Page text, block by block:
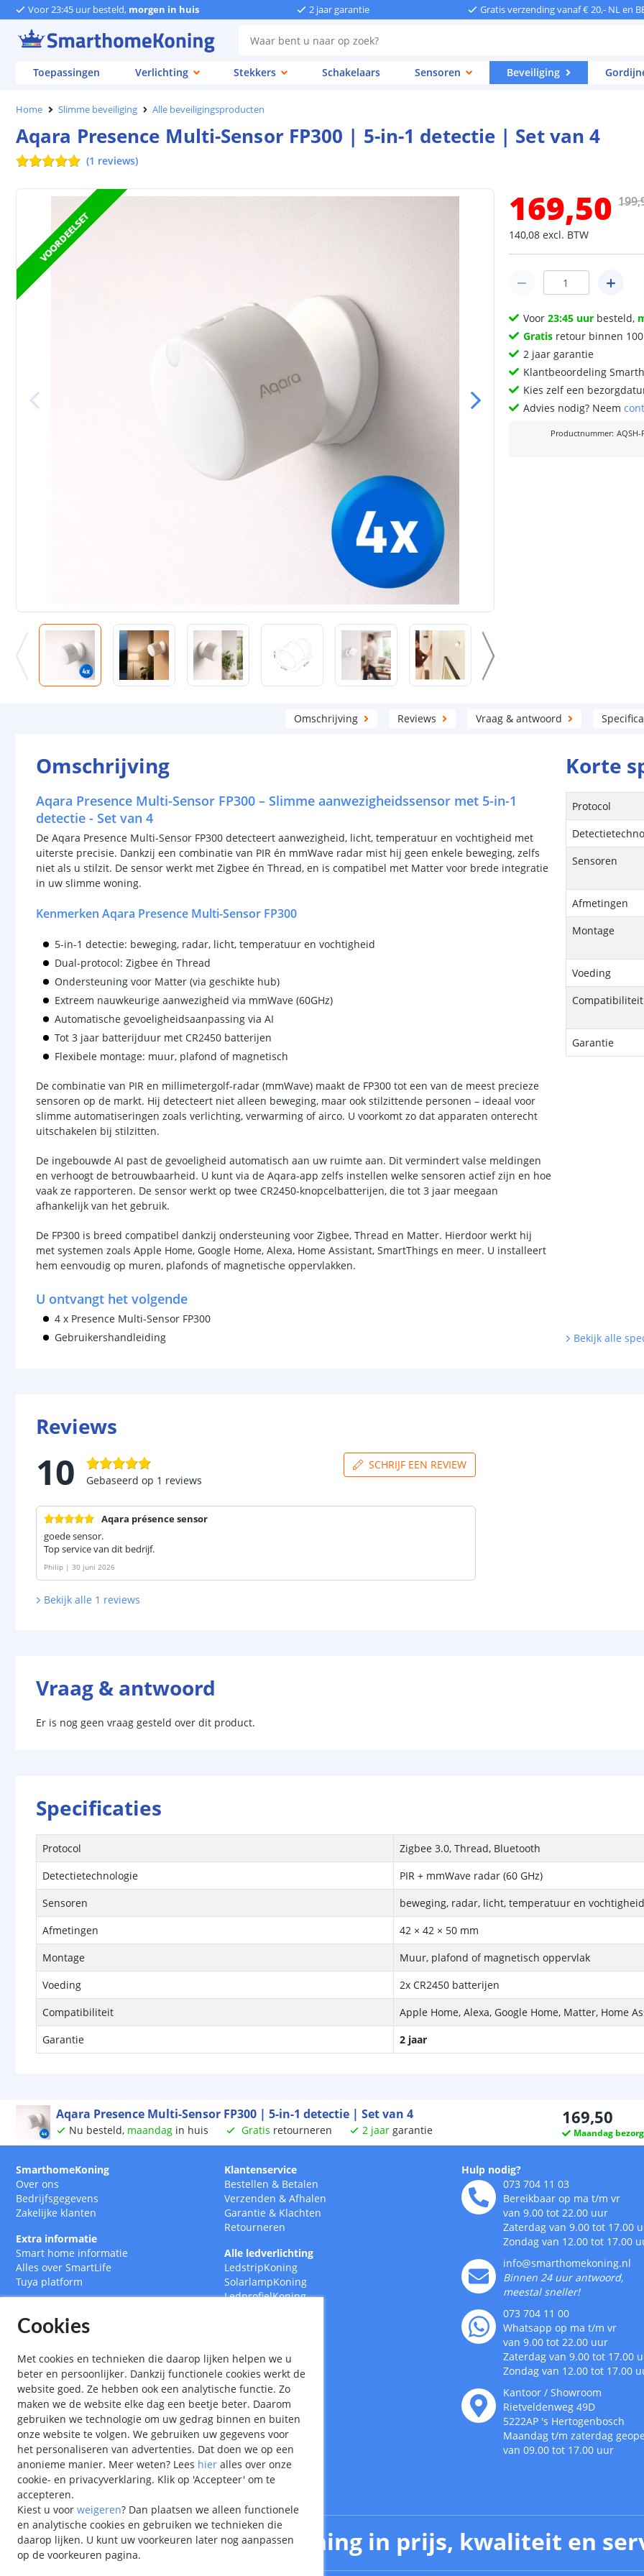
Voor 23:45 uur besteld, morgen in huis 2 jaar garantie Gratis verzending vanaf € 20,- NL en
Toepassingen Verlichting Stekkers Schakelaars Sensoren Beveiliging
Home Slimme beveiliging Alle beveiligingsproducten
Aqara Presence Multi-Sensor FP300 | 5-in-1 detectie | Set van 4
(1 reviews)
VOORDEELSET
169,50
140,08 excl. BTW
199,
Voor23:45 uur besteld,
Gratis retour binnen
2 jaar garantie
Klantbeoordeling
Kies zelf een
Advies nodig? Neem
Productnummer: AQSH-
Omschrijving Reviews Vraag & antwoord
Omschrijving
Aqara Presence Multi-Sensor FP300 – Slimme aanwezigheidssensor met 5-in-1
detectie - Set van 4
De Aqara Presence Multi-Sensor FP300 detecteert aanwezigheid, licht, temperatuur en vochtigheid met
uiterste precisie. Dankzij een combinatie van PIR én mmWave radar mist hij geen enkele beweging, zelfs
niet als u stilzit. De sensor werkt met Zigbee én Thread, en is compatibel met Matter voor brede integratie
in uw slimme woning.
Kenmerken Aqara Presence Multi-Sensor FP300
5-in-1 detectie: beweging, radar, licht, temperatuur en vochtigheid
Dual-protocol: Zigbee én Thread
Ondersteuning voor Matter (via geschikte hub)
Extreem nauwkeurige aanwezigheid via mmWave (60GHz)
Automatische gevoeligheidsaanpassing via AI
Tot 3 jaar batterijduur met CR2450 batterijen
Flexibele montage: muur, plafond of magnetisch
De combinatie van PIR en millimetergolf-radar (mmWave) maakt de FP300 tot een van de meest precieze
sensoren op de markt. Hij detecteert niet alleen beweging, maar ook stilzittende personen – ideaal voor
slimme automatiseringen zoals verlichting, verwarming of airco. U voorkomt zo dat apparaten onterecht
uitschakelen bij stilzitten.
De ingebouwde AI past de gevoeligheid automatisch aan uw ruimte aan. Dit vermindert valse meldingen
en verhoogt de betrouwbaarheid. U kunt via de Aqara-app zelfs instellen welke sensoren actief zijn en hoe
vaak ze rapporteren. De sensor werkt op twee CR2450-knopcelbatterijen, die tot 3 jaar meegaan
afhankelijk van het gebruik.
De FP300 is breed compatibel dankzij ondersteuning voor Zigbee, Thread en Matter. Hierdoor werkt hij
met systemen zoals Apple Home, Google Home, Alexa, Home Assistant, SmartThings en meer. U installeert
hem eenvoudig op muren, plafonds of magnetische oppervlakken.
U ontvangt het volgende
4 x Presence Multi-Sensor FP300
Gebruikershandleiding
Korte
Protocol
Sensoren
Afmetingen
Montage
Voeding
Compatibiliteit
Garantie
Bekijk alle
Reviews
10 Gebaseerd op 1 reviews
SCHRIJF EEN REVIEW
Aqara présence sensor
goede sensor.
Top service van dit bedrijf.
Philip | 30 juni 2026
Bekijk alle 1 reviews
Vraag & antwoord
Er is nog geen vraag gesteld over dit product.
Specificaties
Protocol
Zigbee 3.0, Thread, Bluetooth
Detectietechnologie
PIR + mmWave radar (60 GHz)
Sensoren
beweging, radar, licht, temperatuur en vochtigheid
Afmetingen
42 × 42 × 50 mm
Montage
Muur, plafond of magnetisch oppervlak
Voeding
2x CR2450 batterijen
Compatibiliteit
Apple Home, Alexa, Google Home, Matter, Home
Garantie
2 jaar
Aqara Presence Multi-Sensor FP300 | 5-in-1 detectie | Set van 4
Nu besteld, maandag in huis Gratis retourneren 2 jaar garantie
169,50
Maandag
SmarthomeKoning
Over ons
Bedrijfsgegevens
Zakelijke klanten
Extra informatie
Smart home informatie
Alles over SmartLife
Tuya platform
Klantenservice
Bestellen & Betalen
Verzenden & Afhalen
Garantie & Klachten
Retourneren
Alle ledverlichting
LedstripKoning
SolarlampKoning
LedprofielKoning
Hulp nodig?
073 704 11 03
Bereikbaar op ma t/m vr
van 9.00 tot 22.00 uur
Zaterdag van 9.00 tot 17.00
Zondag van 12.00 tot 17.00
info@smarthomekoning.nl
Binnen 24 uur antwoord,
meestal sneller!
073 704 11 00
Whatsapp op ma t/m vr
van 9.00 tot 22.00 uur
Zaterdag van 9.00 tot 17.00
Zondag van 12.00 tot 17.00
Kantoor / Showroom
Rietveldenweg 49D
5222AP 's Hertogenbosch
Maandag t/m zaterdag
van 09.00 tot 17.00 uur
"Koning in prijs, kwaliteit en
Cookies
Met cookies en technieken die daarop lijken helpen we u
beter en persoonlijker. Dankzij functionele cookies werkt de
website goed. Ze hebben ook een analytische functie. Zo
maken we de website elke dag een beetje beter. Daarom
gebruiken we technologie om uw gedrag binnen en buiten
onze website te volgen. We gebruiken uw gegevens voor
het personaliseren van advertenties. Dat doen we op een
anonieme manier. Meer weten? Lees hier alles over onze
cookie- en privacyverklaring. Klik op 'Accepteer' om te
accepteren.
Kiest u voor weigeren? Dan plaatsen we alleen functionele
en analytische cookies en gebruiken we technieken die
daarop lijken. U kunt uw voorkeuren later nog aanpassen
op de voorkeuren pagina.